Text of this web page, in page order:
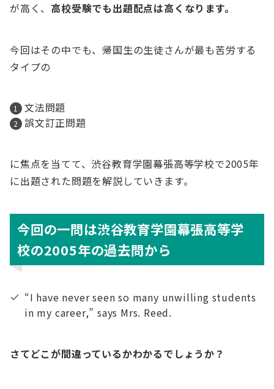
が高く、 高校受験でも出題配点は高くなります。
今回はその中でも、帰国生の生徒さんが最も苦労する
タイプの
文法問題
誤文訂正問題
に焦点を当てて、渋谷教育学園幕張高等学校で2005年
に出題された問題を解説していきます。
今回の一問は渋谷教育学園幕張高等学
校の2005年の過去問から
“I have never seen so many unwilling students
in my career,” says Mrs. Reed.
さてどこが間違っているかわかるでしょうか？